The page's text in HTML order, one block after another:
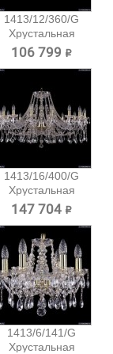
1413/12/360/G
Хрустальная
подвесная...
106 799 ₽
1413/16/400/G
Хрустальная
подвесная...
147 704 ₽
1413/6/141/G
Хрустальная